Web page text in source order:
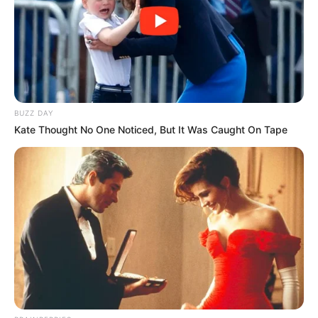
kanë çdo favor për ta bërë realitet këtë synim. Një barazim
ose një fitore kundër Kukësit, besoj 80-90%, mund ta
shpallë kampion në ndeshjen e radhës”, deklaroi ish-
mbrojtësi i Tiranës.
BUZZ DAY
Kate Thought No One Noticed, But It Was Caught On Tape